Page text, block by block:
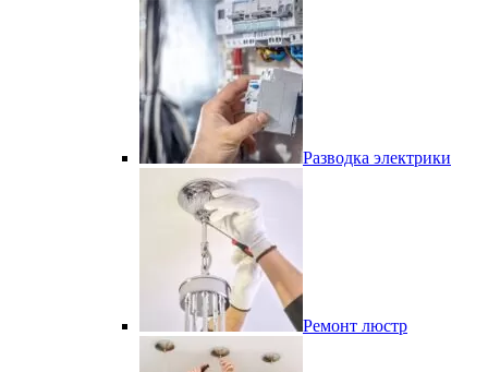
Разводка электрики
Ремонт люстр